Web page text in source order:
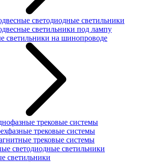
светодиодные светильники
светильники под лампу
светильники на шинопроводе
трековые системы
трековые системы
трековые системы
светодиодные светильники
светильники